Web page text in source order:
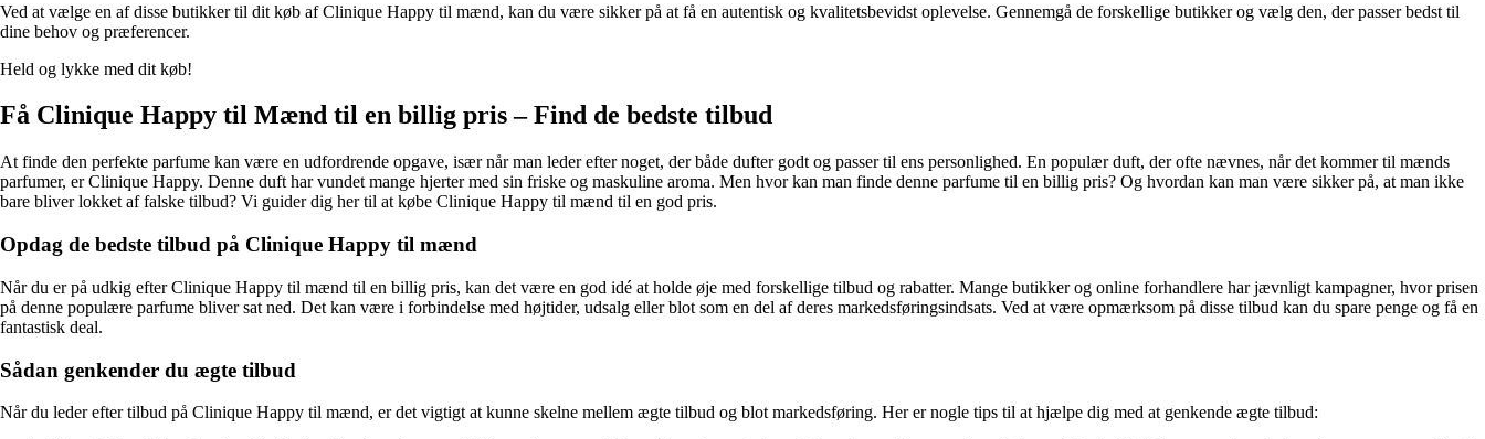
Ved at vælge en af disse butikker til dit køb af Clinique Happy til mænd, kan du være sikker på at få en autentisk og kvalitetsbevidst oplevelse. Gennemgå de forskellige butikker og vælg den, der passer bedst til
dine behov og præferencer.
Held og lykke med dit køb!
Få Clinique Happy til Mænd til en billig pris – Find de bedste tilbud
At finde den perfekte parfume kan være en udfordrende opgave, især når man leder efter noget, der både dufter godt og passer til ens personlighed. En populær duft, der ofte nævnes, når det kommer til mænds
parfumer, er Clinique Happy. Denne duft har vundet mange hjerter med sin friske og maskuline aroma. Men hvor kan man finde denne parfume til en billig pris? Og hvordan kan man være sikker på, at man ikke
bare bliver lokket af falske tilbud? Vi guider dig her til at købe Clinique Happy til mænd til en god pris.
Opdag de bedste tilbud på Clinique Happy til mænd
Når du er på udkig efter Clinique Happy til mænd til en billig pris, kan det være en god idé at holde øje med forskellige tilbud og rabatter. Mange butikker og online forhandlere har jævnligt kampagner, hvor prisen
på denne populære parfume bliver sat ned. Det kan være i forbindelse med højtider, udsalg eller blot som en del af deres markedsføringsindsats. Ved at være opmærksom på disse tilbud kan du spare penge og få en
fantastisk deal.
Sådan genkender du ægte tilbud
Når du leder efter tilbud på Clinique Happy til mænd, er det vigtigt at kunne skelne mellem ægte tilbud og blot markedsføring. Her er nogle tips til at hjælpe dig med at genkende ægte tilbud: